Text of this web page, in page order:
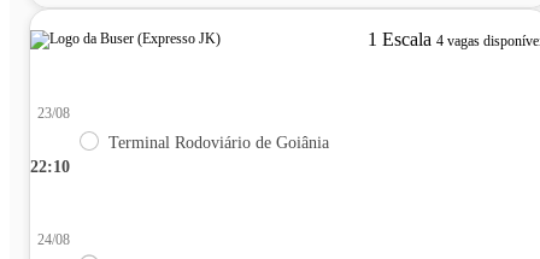
1 Escala 4 vagas
22:10
23/08
Terminal Rodoviário de Goiânia
24/08